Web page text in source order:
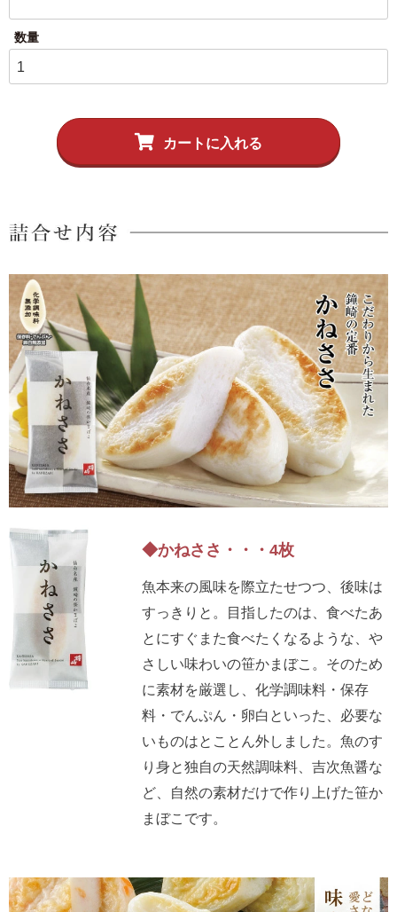
牛たん かねざき 牛たん メンチ
まるでお好み焼き 手提げ袋
5,001円以上
3,001円～4,000円 2,001円～3,000円
1,001円～2,000円 1,000円以下
カートに入れる
◆かねささ・・・4枚
魚本来の風味を際立たせつつ、後味は
すっきりと。目指したのは、食べたあ
とにすぐまた食べたくなるような、や
さしい味わいの笹かまぼこ。そのため
に素材を厳選し、化学調味料・保存
料・でんぷん・卵白といった、必要な
いものはとことん外しました。魚のす
り身と独自の天然調味料、吉次魚醤な
ど、自然の素材だけで作り上げた笹か
まぼこです。